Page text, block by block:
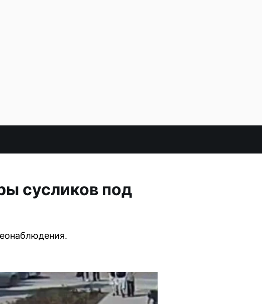
сусликов под